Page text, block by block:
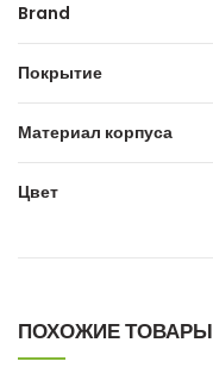
Brand
Покрытие
Материал корпуса
Цвет
ПОХОЖИЕ ТОВАРЫ